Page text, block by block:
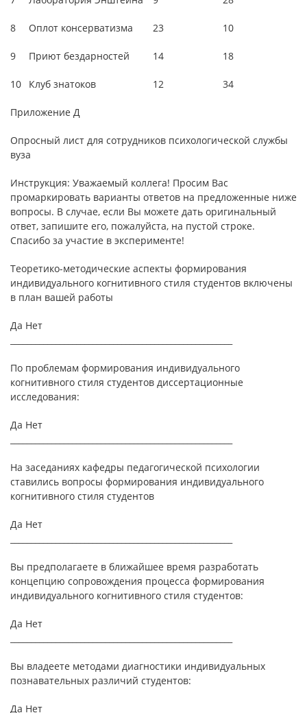
8 Оплот консерватизма 23 10
9 Приют бездарностей 14 18
10 Клуб знатоков 12 34
Приложение Д
Опросный лист для сотрудников психологической службы
вуза
Инструкция: Уважаемый коллега! Просим Вас
промаркировать варианты ответов на предложенные ниже
вопросы. В случае, если Вы можете дать оригинальный
ответ, запишите его, пожалуйста, на пустой строке.
Спасибо за участие в эксперименте!
Теоретико-методические аспекты формирования
индивидуального когнитивного стиля студентов включены
в план вашей работы
Да Нет
По проблемам формирования индивидуального
когнитивного стиля студентов диссертационные
исследования:
Да Нет
На заседаниях кафедры педагогической психологии
ставились вопросы формирования индивидуального
когнитивного стиля студентов
Да Нет
Вы предполагаете в ближайшее время разработать
концепцию сопровождения процесса формирования
индивидуального когнитивного стиля студентов:
Да Нет
Вы владеете методами диагностики индивидуальных
познавательных различий студентов:
Да Нет